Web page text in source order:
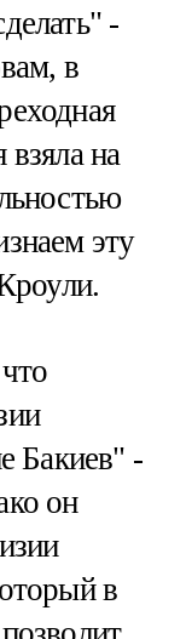
-
в
взяла на
эту
Бакиев" -
он
в